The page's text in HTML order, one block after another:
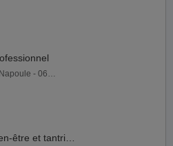
Mandelieu la Napoule - 06210